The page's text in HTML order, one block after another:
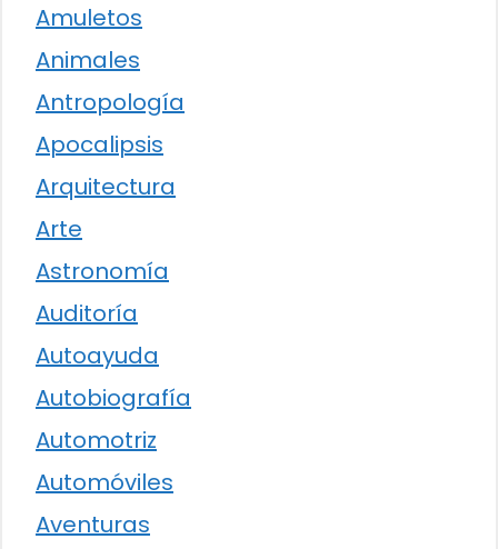
Amuletos
Animales
Antropología
Apocalipsis
Arquitectura
Arte
Astronomía
Auditoría
Autoayuda
Autobiografía
Automotriz
Automóviles
Aventuras